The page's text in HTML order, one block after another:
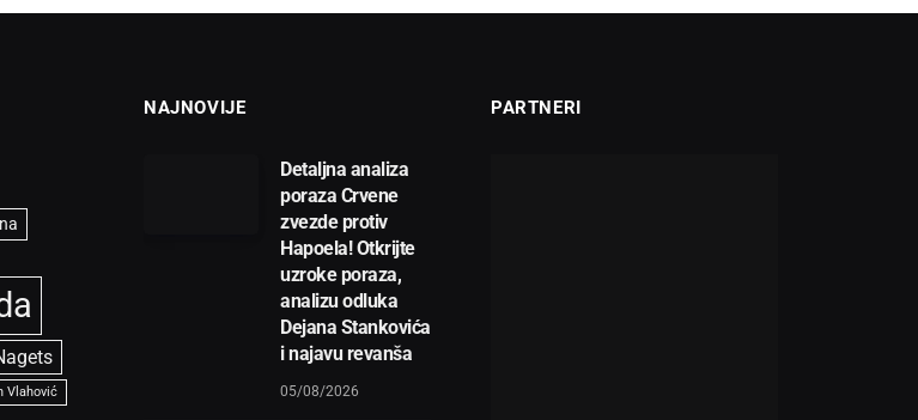
Vlahović
NAJNOVIJE
Detaljna analiza
poraza Crvene
zvezde protiv
Hapoela! Otkrijte
uzroke poraza,
analizu odluka
Dejana Stankovića
i najavu revanša
05/08/2026
PARTNERI